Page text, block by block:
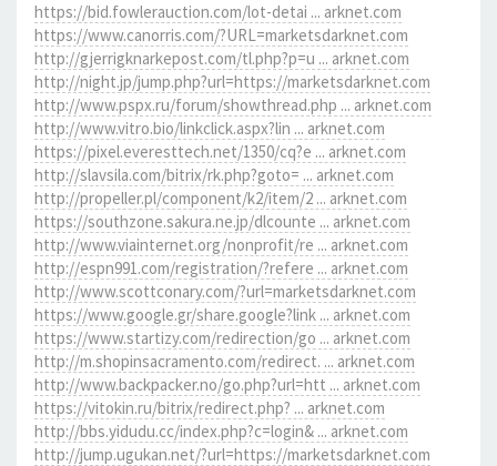
https://bid.fowlerauction.com/lot-detai ... arknet.com
https://www.canorris.com/?URL=marketsdarknet.com
http://gjerrigknarkepost.com/tl.php?p=u ... arknet.com
http://night.jp/jump.php?url=https://marketsdarknet.com
http://www.pspx.ru/forum/showthread.php ... arknet.com
http://www.vitro.bio/linkclick.aspx?lin ... arknet.com
https://pixel.everesttech.net/1350/cq?e ... arknet.com
http://slavsila.com/bitrix/rk.php?goto= ... arknet.com
http://propeller.pl/component/k2/item/2 ... arknet.com
https://southzone.sakura.ne.jp/dlcounte ... arknet.com
http://www.viainternet.org/nonprofit/re ... arknet.com
http://espn991.com/registration/?refere ... arknet.com
http://www.scottconary.com/?url=marketsdarknet.com
https://www.google.gr/share.google?link ... arknet.com
https://www.startizy.com/redirection/go ... arknet.com
http://m.shopinsacramento.com/redirect. ... arknet.com
http://www.backpacker.no/go.php?url=htt ... arknet.com
https://vitokin.ru/bitrix/redirect.php? ... arknet.com
http://bbs.yidudu.cc/index.php?c=login& ... arknet.com
http://jump.ugukan.net/?url=https://marketsdarknet.com